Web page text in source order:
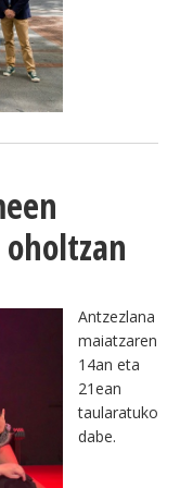
Antzezlana
maiatzaren
14an eta
21ean
taularatuko
dabe.